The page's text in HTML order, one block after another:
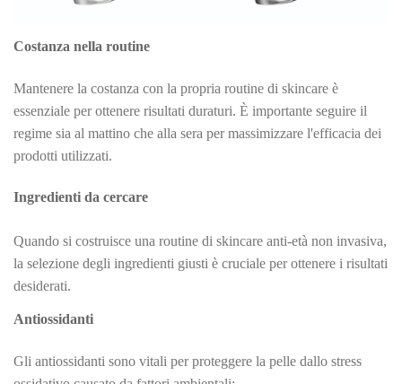
Costanza nella routine
Mantenere la costanza con la propria routine di skincare è
essenziale per ottenere risultati duraturi. È importante seguire il
regime sia al mattino che alla sera per massimizzare l'efficacia dei
prodotti utilizzati.
Ingredienti da cercare
Quando si costruisce una routine di skincare anti-età non invasiva,
la selezione degli ingredienti giusti è cruciale per ottenere i risultati
desiderati.
Antiossidanti
Gli antiossidanti sono vitali per proteggere la pelle dallo stress